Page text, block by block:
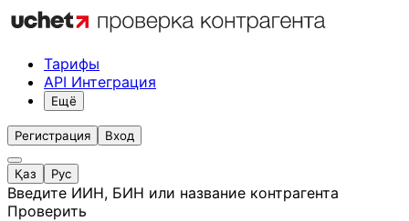
Тарифы
API Интеграция
Ещё
Регистрация Вход
Қаз Рус
Введите ИИН, БИН или название контрагента
Проверить